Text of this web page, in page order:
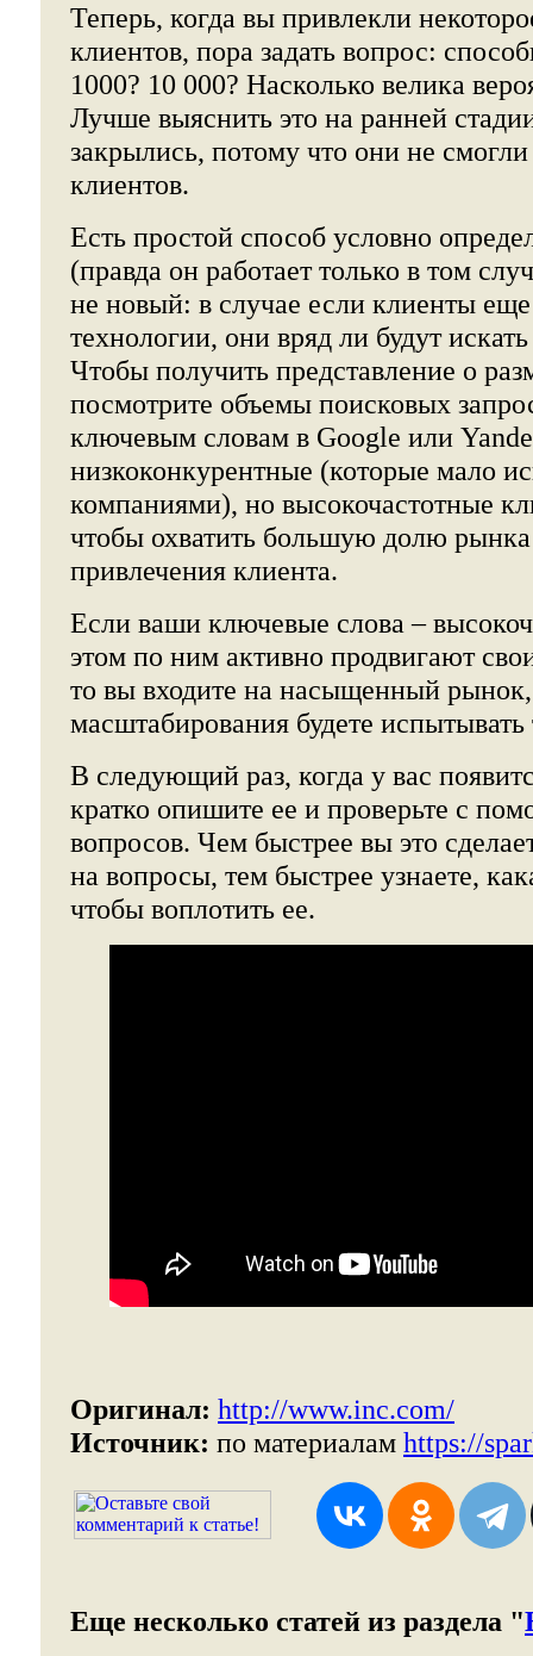
Теперь, когда вы привлекли
клиентов, пора задать вопрос:
1000? 10 000? Насколько велика
Лучше выяснить это на ранней
закрылись, потому что они не
клиентов.
Есть простой способ условно
(правда он работает только в том
не новый: в случае если клиенты
технологии, они вряд ли будут
Чтобы получить представление о
посмотрите объемы поисковых
ключевым словам в Google или
низкоконкурентные (которые мало
компаниями), но высокочастотные
чтобы охватить большую долю
привлечения клиента.
Если ваши ключевые слова –
этом по ним активно продвигают
то вы входите на насыщенный
масштабирования будете испытывать
В следующий раз, когда у вас
кратко опишите ее и проверьте с
вопросов. Чем быстрее вы это
на вопросы, тем быстрее узнаете,
чтобы воплотить ее.
Оригинал: http://www.inc.com/
Источник: по материалам https://
Еще несколько статей из раздела "